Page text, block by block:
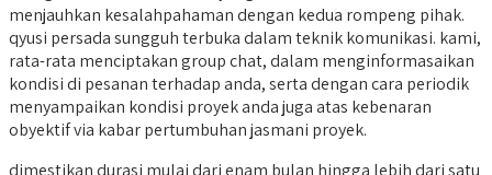
menjauhkan kesalahpahaman dengan kedua rompeng pihak.
qyusi persada sungguh terbuka dalam teknik komunikasi. kami,
rata-rata menciptakan group chat, dalam menginformasaikan
kondisi di pesanan terhadap anda, serta dengan cara periodik
menyampaikan kondisi proyek anda juga atas kebenaran
obyektif via kabar pertumbuhan jasmani proyek.
dimestikan durasi mulai dari enam bulan hingga lebih dari satu